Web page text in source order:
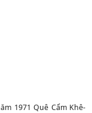
1971 Quê Cẩm Khê-